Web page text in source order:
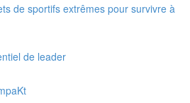
de sportifs extrêmes pour survivre à
de leader